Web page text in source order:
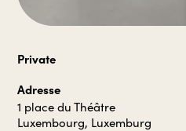
Private
Adresse
1 place du Théâtre
Luxembourg, Luxemburg